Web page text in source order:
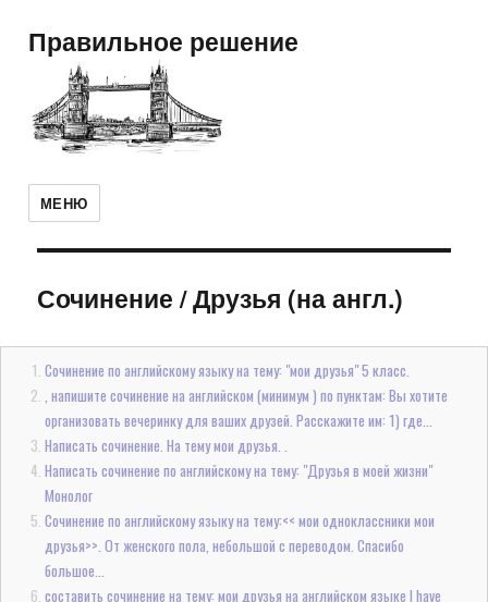
Правильное решение
МЕНЮ
Сочинение/Друзья (на англ.)
Сочинение по английскому языку на тему: "мои друзья" 5 класс.
, напишите сочинение на английском (минимум ) по пунктам: Вы хотите
организовать вечеринку для ваших друзей. Расскажите им: 1) где...
Написать сочинение. На тему мои друзья. .
Написать сочинение по английскому на тему: "Друзья в моей жизни"
Монолог
Сочинение по английскому языку на тему:<< мои одноклассники мои
друзья>>. От женского пола, небольшой с переводом. Спасибо
большое...
составить сочинение на тему: мои друзья на английском языке I have